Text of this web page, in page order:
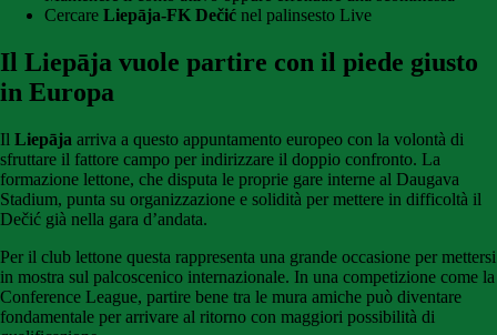
Cercare Liepāja-FK Dečić nel palinsesto Live
Il Liepāja vuole partire con il piede giusto
in Europa
Il Liepāja arriva a questo appuntamento europeo con la volontà di
sfruttare il fattore campo per indirizzare il doppio confronto. La
formazione lettone, che disputa le proprie gare interne al Daugava
Stadium, punta su organizzazione e solidità per mettere in difficoltà il
Dečić già nella gara d’andata.
Per il club lettone questa rappresenta una grande occasione per mettersi
in mostra sul palcoscenico internazionale. In una competizione come la
Conference League, partire bene tra le mura amiche può diventare
fondamentale per arrivare al ritorno con maggiori possibilità di